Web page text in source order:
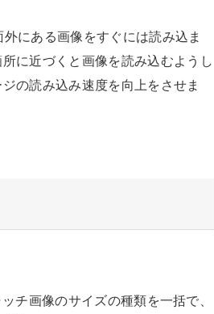
にある画像をすぐには読み込ま
に近づくと画像を読み込むようし
の読み込み速度を向上をさせま
チ画像のサイズの種類を一括で、